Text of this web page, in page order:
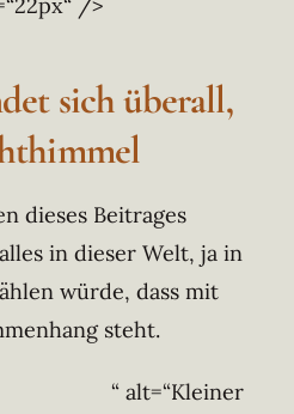
sich überall,
dieses Beitrages
in dieser Welt, ja in
würde, dass mit
steht.
“ alt=“Kleiner